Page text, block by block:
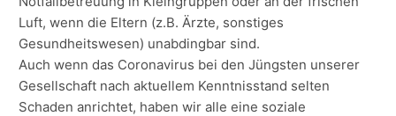
Luft, wenn die Eltern (z.B. Ärzte, sonstiges
Gesundheitswesen) unabdingbar sind.
Auch wenn das Coronavirus bei den Jüngsten unserer
Gesellschaft nach aktuellem Kenntnisstand selten
Schaden anrichtet, haben wir alle eine soziale